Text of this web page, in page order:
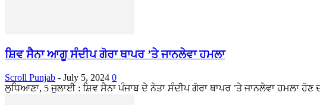
ਸ਼ਿਵ ਸੈਨਾ ਆਗੂ ਸੰਦੀਪ ਗੋਰਾ ਥਾਪਰ ’ਤੇ ਜਾਨਲੇਵਾ ਹਮਲਾ
Scroll Punjab - July 5, 2024 0
ਲੁਧਿਆਣਾ, 5 ਜੁਲਾਈ : ਸ਼ਿਵ ਸੈਨਾ ਪੰਜਾਬ ਦੇ ਨੇਤਾ ਸੰਦੀਪ ਗੋਰਾ ਥਾਪਰ ’ਤੇ ਜਾਨਲੇਵਾ ਹਮਲਾ